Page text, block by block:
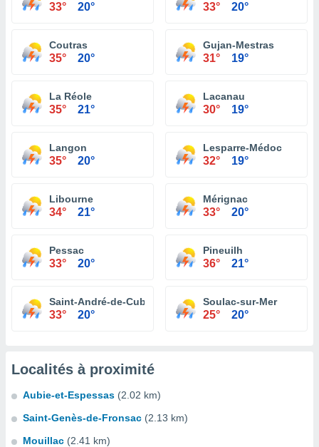
33° 20° 33° 20°
Coutras
35° 20°
Gujan-Mestras
31° 19°
La Réole
35° 21°
Lacanau
30° 19°
Langon
35° 20°
Lesparre-Médoc
32° 19°
Libourne
34° 21°
Mérignac
33° 20°
Pessac
33° 20°
Pineuilh
36° 21°
Saint-André-de-Cubzac
33° 20°
Soulac-sur-Mer
25° 20°
Localités à proximité
Aubie-et-Espessas (2.02 km)
Saint-Genès-de-Fronsac (2.13 km)
Mouillac (2.41 km)